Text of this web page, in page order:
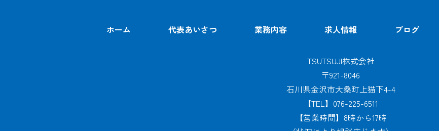
ホーム 代表あいさつ 業務内容 求人情報 ブログ
TSUTSUJI株式会社
〒921-8046
石川県金沢市大桑町上猫下4-4
【TEL】076-225-6511
【営業時間】8時から17時